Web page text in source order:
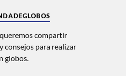
compartir
consejos para realizar
globos.